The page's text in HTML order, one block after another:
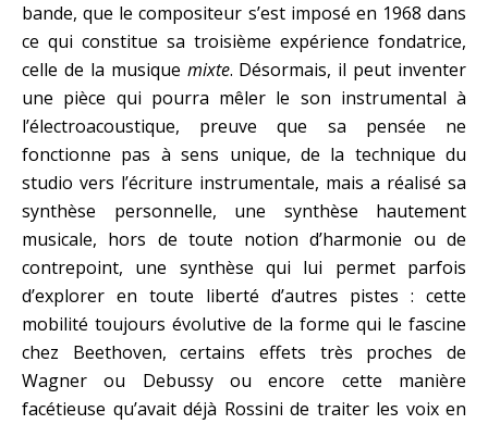
bande, que le compositeur s’est imposé en 1968 dans
ce qui constitue sa troisième expérience fondatrice,
celle de la musique mixte. Désormais, il peut inventer
une pièce qui pourra mêler le son instrumental à
l’électroacoustique, preuve que sa pensée ne
fonctionne pas à sens unique, de la technique du
studio vers l’écriture instrumentale, mais a réalisé sa
synthèse personnelle, une synthèse hautement
musicale, hors de toute notion d’harmonie ou de
contrepoint, une synthèse qui lui permet parfois
d’explorer en toute liberté d’autres pistes : cette
mobilité toujours évolutive de la forme qui le fascine
chez Beethoven, certains effets très proches de
Wagner ou Debussy ou encore cette manière
facétieuse qu’avait déjà Rossini de traiter les voix en